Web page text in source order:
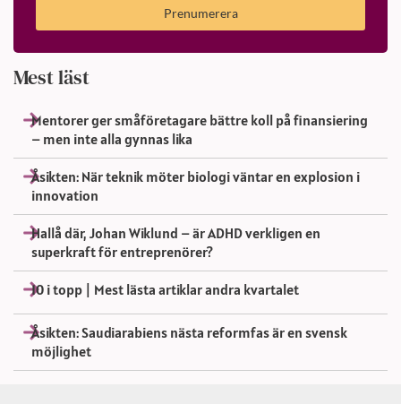
Prenumerera
Mest läst
Mentorer ger småföretagare bättre koll på finansiering
– men inte alla gynnas lika
Åsikten: När teknik möter biologi väntar en explosion i
innovation
Hallå där, Johan Wiklund – är ADHD verkligen en
superkraft för entreprenörer?
10 i topp | Mest lästa artiklar andra kvartalet
Åsikten: Saudiarabiens nästa reformfas är en svensk
möjlighet